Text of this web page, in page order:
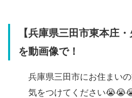
【兵庫県三田市東本庄
を動画像で！
兵庫県三田市にお住まい
気をつけてください